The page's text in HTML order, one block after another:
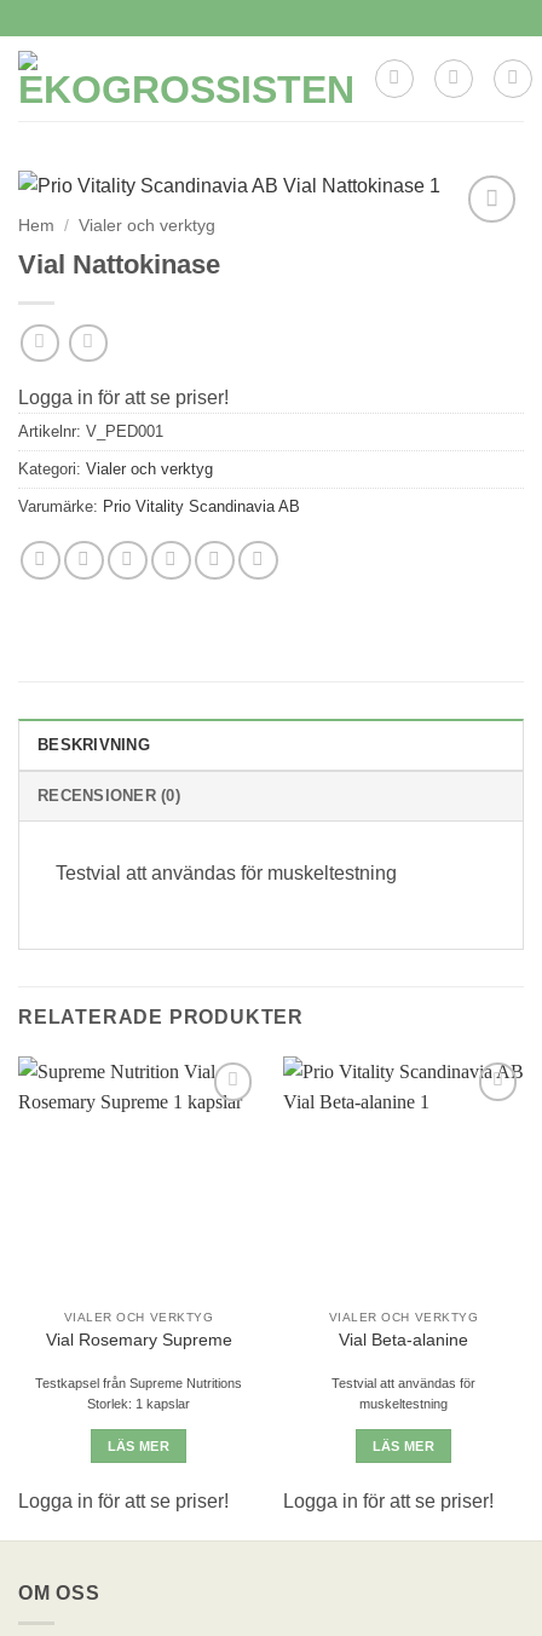
content
Hem / Vialer och verktyg
Vial Nattokinase
Logga in för att se priser!
Artikelnr: V_PED001
Kategori: Vialer och verktyg
Varumärke: Prio Vitality Scandinavia AB
BESKRIVNING
RECENSIONER (0)
Testvial att användas för muskeltestning
RELATERADE PRODUKTER
VIALER OCH VERKTYG
Vial Rosemary Supreme
Testkapsel från Supreme Nutritions
Storlek: 1 kapslar
LÄS MER
Logga in för att se priser!
VIALER OCH VERKTYG
Vial Beta-alanine
Testvial att användas för
muskeltestning
LÄS MER
Logga in för att se priser!
OM OSS